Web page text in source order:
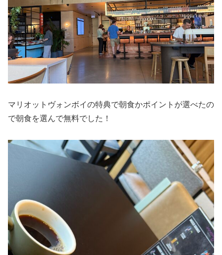
マリオットヴォンボイの特典で朝食かポイントが選べたの
で朝食を選んで無料でした！